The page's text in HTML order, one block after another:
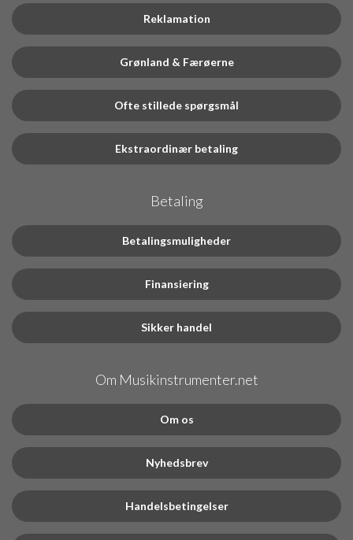
Reklamation
Grønland & Færøerne
Ofte stillede spørgsmål
Ekstraordinær betaling
Betaling
Betalingsmuligheder
Finansiering
Sikker handel
Om Musikinstrumenter.net
Om os
Nyhedsbrev
Handelsbetingelser